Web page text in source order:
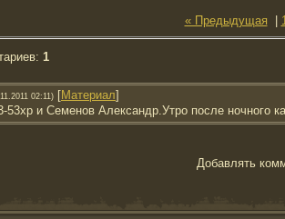
« Предыдущая
: 1
02:11) [Материал]
53хр и Семенов Александр.Утро после ночного
Добавлять